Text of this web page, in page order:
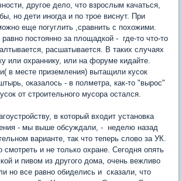
другое дело, что взрослым качаться,
но дети иногда и по трое виснут. При
еще погуглить ,сравнить с похожими.
постоянно за площадкой - где-то что-то
расшатывается. В таких случаях
или охраннику, или на форуме кидайте.
в месте приземления) вытащили кусок
оказалось - в полметра, как-то "вырос"
от строительного мусора остался.
в который входит установка
- мы выше обсуждали, - неделю назад
варианте, так что теперь слово за УК.
и не только охране. Сегодня опять
и пивом из другого дома, очень вежливо
но все равно обиделись и сказали, что